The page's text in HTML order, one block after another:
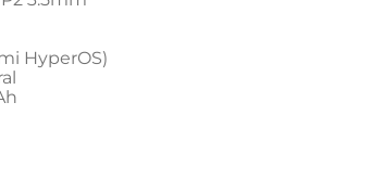
HyperOS)